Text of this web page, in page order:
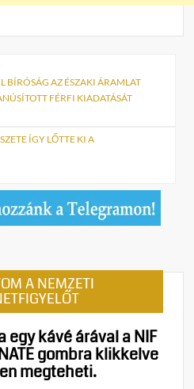
BÍRÓSÁG AZ ÉSZAKI ÁRAMLAT
FÉRFI KIADATÁSÁT
ÍGY LŐTTE KI A
A NEMZETI
egy kávé árával a NIF
gombra klikkelve
megteheti.